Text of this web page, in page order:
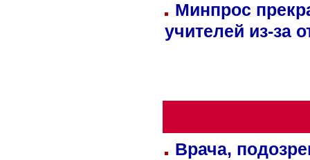
Минпрос
учителей из-за
Врача,